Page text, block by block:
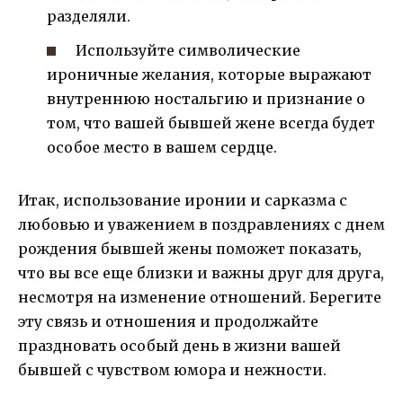
разделяли.
Используйте символические
ироничные желания, которые выражают
внутреннюю ностальгию и признание о
том, что вашей бывшей жене всегда будет
особое место в вашем сердце.
Итак, использование иронии и сарказма с
любовью и уважением в поздравлениях с днем
рождения бывшей жены поможет показать,
что вы все еще близки и важны друг для друга,
несмотря на изменение отношений. Берегите
эту связь и отношения и продолжайте
праздновать особый день в жизни вашей
бывшей с чувством юмора и нежности.